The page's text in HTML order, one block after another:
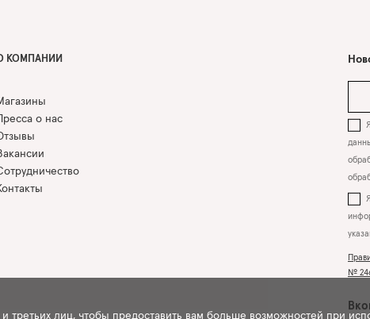
КОМПАНИИ
Пресса о нас
Я
№
лиц, чтобы предоставить вам больше возможностей при